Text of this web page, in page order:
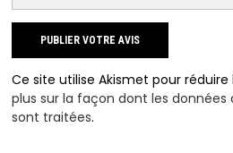
Ce site utilise Akismet pour
plus sur la façon dont les
sont traitées.